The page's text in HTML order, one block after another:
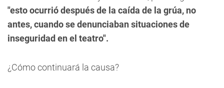
"esto ocurrió después de la caída de la grúa, no
antes, cuando se denunciaban situaciones de
inseguridad en el teatro".
¿Cómo continuará la causa?